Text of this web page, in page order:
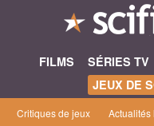
FILMS SÉRIES TV
JEUX DE
Critiques de jeux